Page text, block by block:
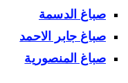
صباغ الدسمة
صباغ جابر الاحمد
صباغ المنصورية